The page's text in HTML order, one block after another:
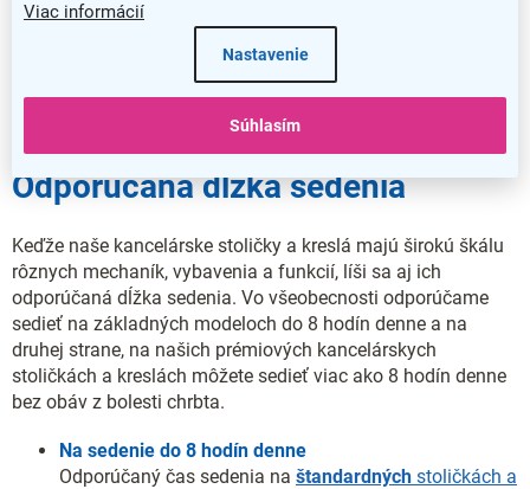
Viac informácií
Nastavenie
Súhlasím
Stolička alebo kreslo? Podľa
akých kritérií by ste sa mali
rozhodnúť?
Odporúčaná dĺžka sedenia
Keďže naše kancelárske stoličky a kreslá majú širokú škálu
rôznych mechaník, vybavenia a funkcií, líši sa aj ich
odporúčaná dĺžka sedenia. Vo všeobecnosti odporúčame
sedieť na základných modeloch do 8 hodín denne a na
druhej strane, na našich prémiových kancelárskych
stoličkách a kreslách môžete sedieť viac ako 8 hodín denne
bez obáv z bolesti chrbta.
Na sedenie do 8 hodín denne
Odporúčaný čas sedenia na štandardných stoličkách a